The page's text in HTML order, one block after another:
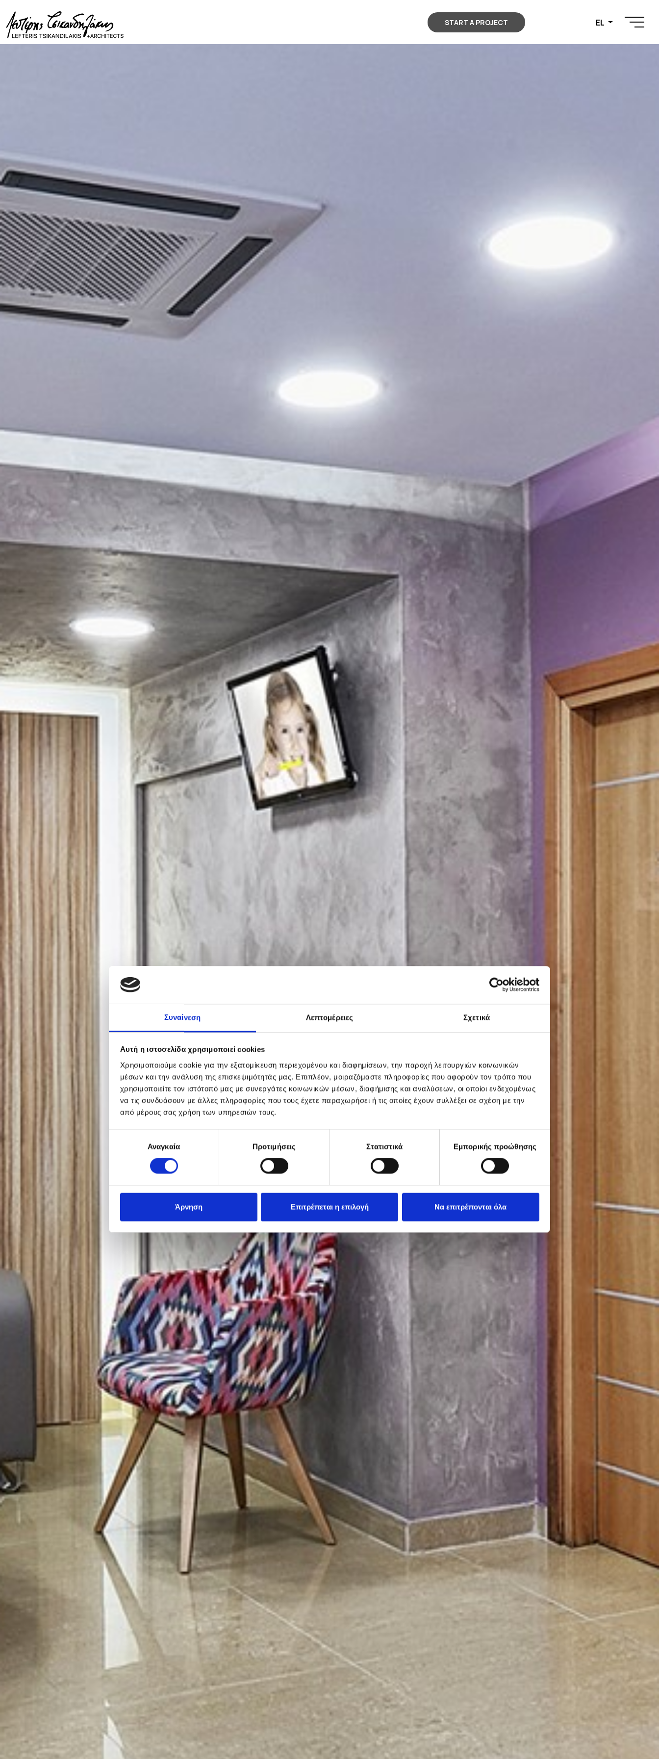
Συναίνεση Λεπτομέρειες Σχετικά
Αυτή η ιστοσελίδα χρησιμοποιεί cookies
Χρησιμοποιούμε cookie για την εξατομίκευση περιεχομένου και διαφημίσεων, την παροχή λειτουργιών κοινωνικών
μέσων και την ανάλυση της επισκεψιμότητάς μας. Επιπλέον, μοιραζόμαστε πληροφορίες που αφορούν τον τρόπο που
χρησιμοποιείτε τον ιστότοπό μας με συνεργάτες κοινωνικών μέσων, διαφήμισης και αναλύσεων, οι οποίοι ενδεχομένως
να τις συνδυάσουν με άλλες πληροφορίες που τους έχετε παραχωρήσει ή τις οποίες έχουν συλλέξει σε σχέση με την
από μέρους σας χρήση των υπηρεσιών τους.
συγκατάθεσηςΑναγκαία Προτιμήσεις Στατιστικά Εμπορικής προώθησης
Άρνηση Επιτρέπεται η επιλογή Να επιτρέπονται όλα
START A PROJECT EL